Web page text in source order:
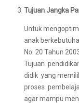
Tujuan Jangka
Untuk
anak
No. 20 Tahun
Tujuan
didik yang
proses
agar mampu